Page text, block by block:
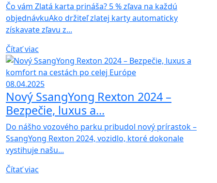
Čo vám Zlatá karta prináša? 5 % zľava na každú
objednávkuAko držiteľ zlatej karty automaticky
získavate zľavu z...
Čítať viac
08.04.2025
Nový SsangYong Rexton 2024 –
Bezpečie, luxus a...
Do nášho vozového parku pribudol nový prírastok –
SsangYong Rexton 2024, vozidlo, ktoré dokonale
vystihuje našu...
Čítať viac